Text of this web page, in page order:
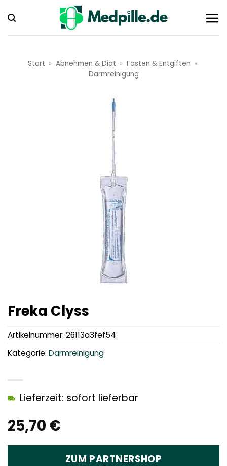
Inhalt
springen
Start » Abnehmen & Diät » Fasten & Entgiften »
Darmreinigung
Freka Clyss
25,70 €
Lieferzeit: sofort lieferbar
ZUM PARTNERSHOP
Artikelnummer: 26113a3fef54
Kategorie: Darmreinigung